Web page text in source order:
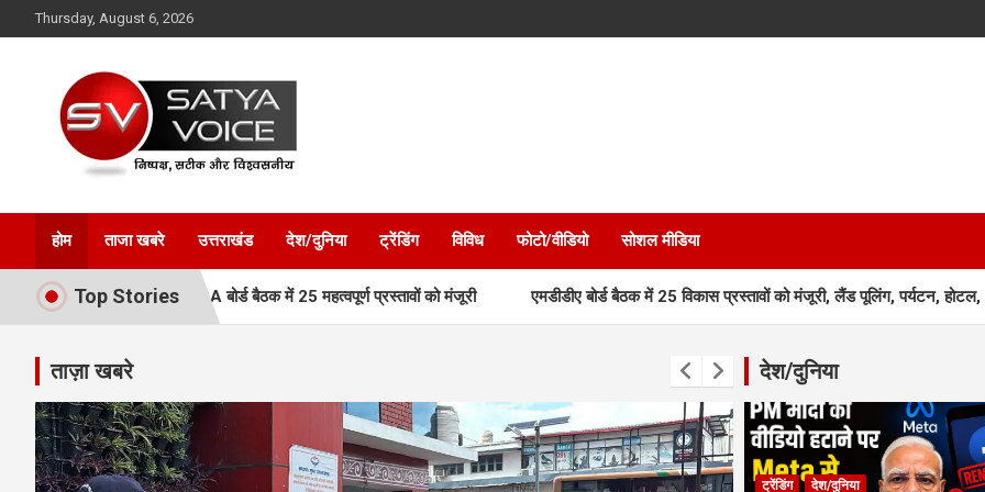
to
Thursday, August 6, 2026
Satya Voice
होम ताजा खबरे उत्तराखंड देश/दुनिया ट्रेंडिंग विविध फोटो/वीडियो सोशल मीडिया
Top Stories
रफ्तार, MDDA बोर्ड बैठक में 25 महत्वपूर्ण प्रस्तावों को मंजूरी एमडीडीए बोर्ड बैठक में 25 विकास प्रस्तावों को मंजूरी, लैंड पूलिंग, पर्यटन, होटल, औद्योगिक भवन
ताज़ा खबरे देश/दुनिया
ट्रेंडिंग देश/दुनिया